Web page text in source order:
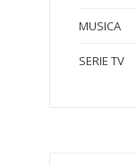
MUSICA
SERIE TV